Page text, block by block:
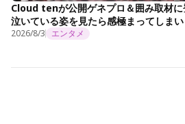
Cloud tenが公開ゲネプロ＆囲み取材
泣いている姿を見たら感極まってしまい
2026/8/3 エンタメ